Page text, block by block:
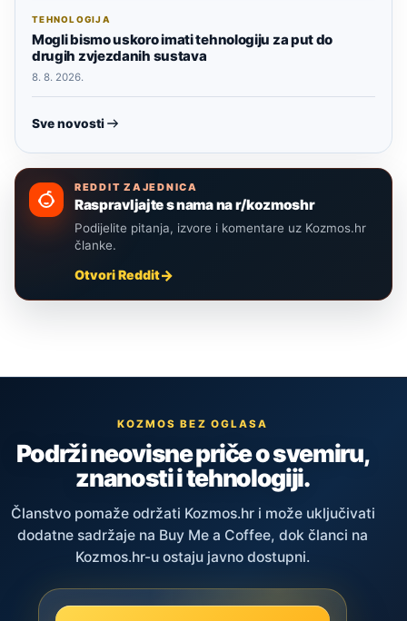
TEHNOLOGIJA
Mogli bismo uskoro imati tehnologiju za put do
drugih zvjezdanih sustava
8. 8. 2026.
Sve novosti
REDDIT ZAJEDNICA
Raspravljajte s nama na r/kozmoshr
Podijelite pitanja, izvore i komentare uz Kozmos.hr
članke.
Otvori Reddit
KOZMOS BEZ OGLASA
Podrži neovisne priče o svemiru,
znanosti i tehnologiji.
Članstvo pomaže održati Kozmos.hr i može uključivati
dodatne sadržaje na Buy Me a Coffee, dok članci na
Kozmos.hr-u ostaju javno dostupni.